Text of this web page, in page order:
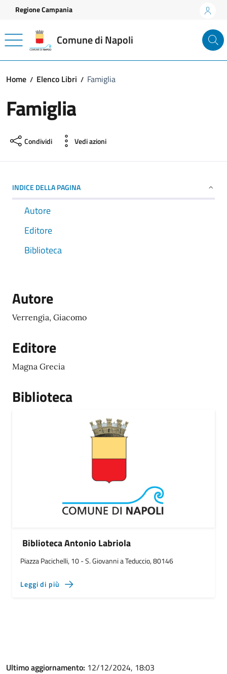
Vai ai contenuti
Vai al footer
Regione Campania
Comune di Napoli
Home Elenco Libri Famiglia
Famiglia
Condividi Vedi azioni
INDICE DELLA PAGINA
Autore
Editore
Biblioteca
Autore
Verrengia, Giacomo
Editore
Magna Grecia
Biblioteca
Biblioteca Antonio Labriola
Piazza Pacichelli, 10 - S. Giovanni a Teduccio, 80146
Leggi di più
Ultimo aggiornamento: 12/12/2024, 18:03